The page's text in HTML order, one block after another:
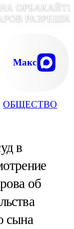
ОБЩЕСТВО
Макс
в
об
сына